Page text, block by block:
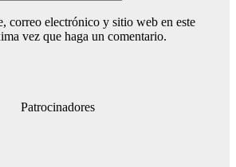
correo electrónico y sitio web en este
vez que haga un comentario.
Patrocinadores